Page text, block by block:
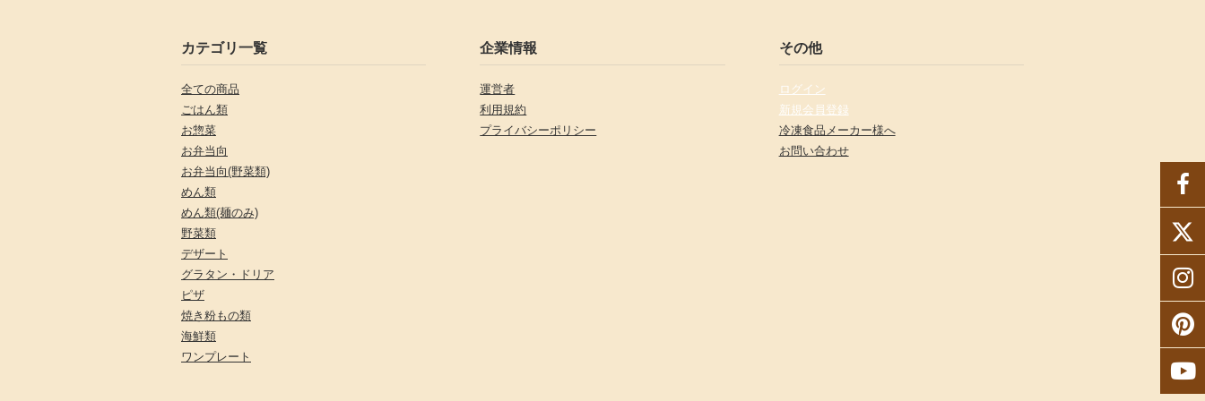
カテゴリ一覧
全ての商品
ごはん類
お惣菜
お弁当向
お弁当向(野菜類)
めん類
めん類(麺のみ)
野菜類
デザート
グラタン・ドリア
ピザ
焼き粉もの類
海鮮類
ワンプレート
企業情報
運営者
利用規約
プライバシーポリシー
その他
ログイン
新規会員登録
冷凍食品メーカー様へ
お問い合わせ